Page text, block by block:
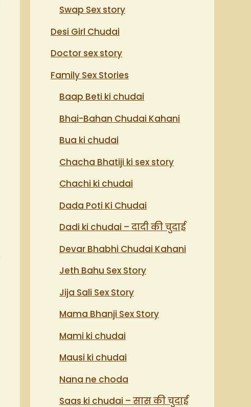
Swap Sex story
Desi Girl Chudai
Doctor sex story
Family Sex Stories
Baap Beti ki chudai
Bhai-Bahan Chudai Kahani
Bua ki chudai
Chacha Bhatiji ki sex story
Chachi ki chudai
Dada Poti Ki Chudai
Dadi ki chudai – दादी की चुदाई
Devar Bhabhi Chudai Kahani
Jeth Bahu Sex Story
Jija Sali Sex Story
Mama Bhanji Sex Story
Mami ki chudai
Mausi ki chudai
Nana ne choda
Saas ki chudai – सास की चुदाई